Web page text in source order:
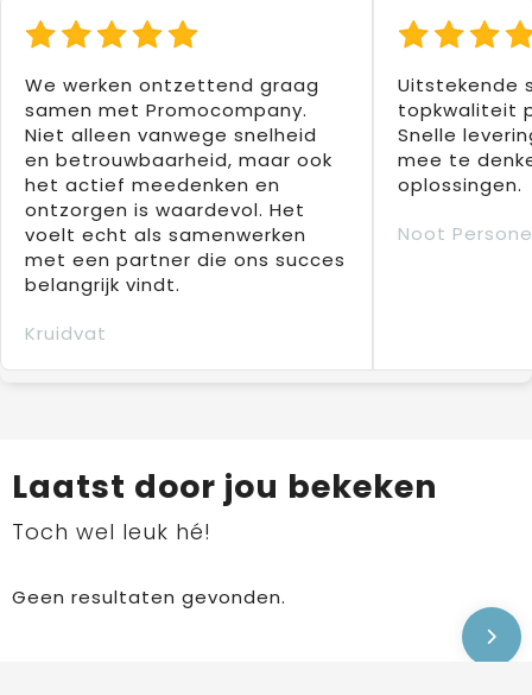
We werken ontzettend graag
samen met Promocompany.
Niet alleen vanwege snelheid
en betrouwbaarheid, maar ook
het actief meedenken en
ontzorgen is waardevol. Het
voelt echt als samenwerken
met een partner die ons succes
belangrijk vindt.
Kruidvat
Uitstekende
topkwaliteit
Snelle
mee te
oplossingen.
Noot
Laatst door jou bekeken
Toch wel leuk hé!
Geen resultaten gevonden.